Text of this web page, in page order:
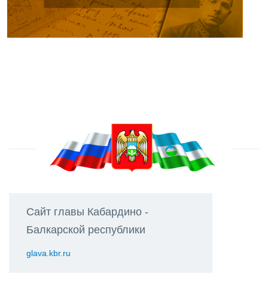
Сайт главы Кабардино -
Балкарской республики
glava.kbr.ru